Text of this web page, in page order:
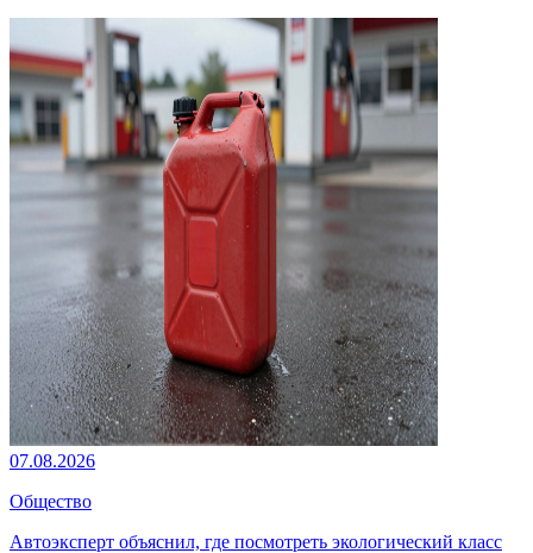
07.08.2026
Общество
Автоэксперт объяснил, где посмотреть экологический класс